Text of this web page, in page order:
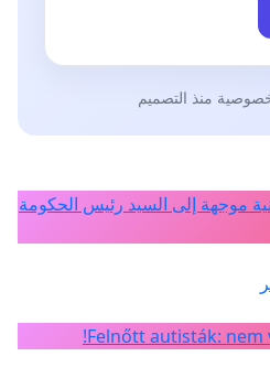
منذ التصميم
موجهة إلى السيد رئيس الحكومة
Felnőtt autisták: